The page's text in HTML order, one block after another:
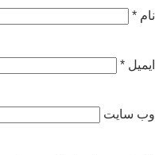
نام *
ایمیل *
وب‌ سایت